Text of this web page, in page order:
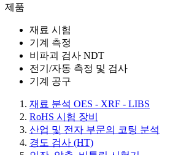
제품
재료 시험
기계 측정
비파괴 검사 NDT
전기/자동 측정 및 검사
기계 공구
재료 분석 OES - XRF - LIBS
RoHS 시험 장비
산업 및 전자 부문의 코팅 분석
경도 검사 (HT)